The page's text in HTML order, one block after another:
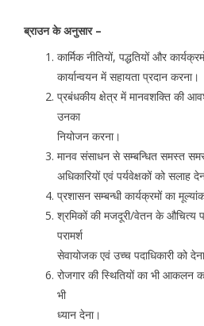
ब्राउन के अनुसार –
कार्मिक नीतियों, पद्धतियों और
कार्यान्वयन में सहायता प्रदान करना।
प्रबंधकीय क्षेत्र में मानवशक्ति की
उनका
नियोजन करना।
मानव संसाधन से सम्बन्धित समस्त
अधिकारियों एवं पर्यवेक्षकों को सलाह
प्रशासन सम्बन्धी कार्यक्रमों का
श्रमिकों की मजदूरी/वेतन के औचित्य
परामर्श
सेवायोजक एवं उच्च पदाधिकारी को
रोजगार की स्थितियों का भी आकलन
भी
ध्यान देना।